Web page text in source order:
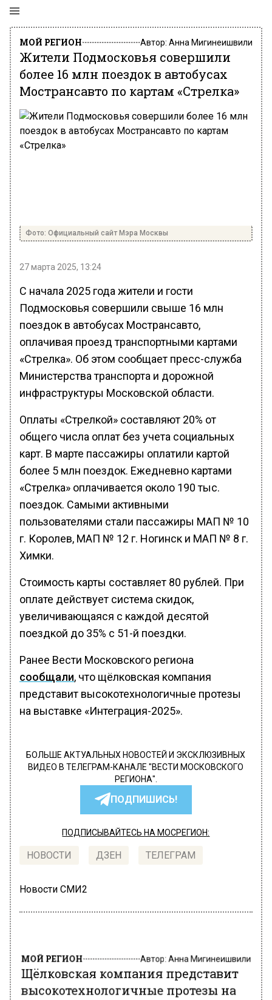
МОЙ РЕГИОН Автор: Анна Мигинеишвили
Жители Подмосковья совершили
более 16 млн поездок в автобусах
Мострансавто по картам «Стрелка»
Фото: Официальный сайт Мэра Москвы
27 марта 2025, 13:24
С начала 2025 года жители и гости
Подмосковья совершили свыше 16 млн
поездок в автобусах Мострансавто,
оплачивая проезд транспортными картами
«Стрелка». Об этом сообщает пресс-служба
Министерства транспорта и дорожной
инфраструктуры Московской области.
Оплаты «Стрелкой» составляют 20% от
общего числа оплат без учета социальных
карт. В марте пассажиры оплатили картой
более 5 млн поездок. Ежедневно картами
«Стрелка» оплачивается около 190 тыс.
поездок. Самыми активными
пользователями стали пассажиры МАП № 10
г. Королев, МАП № 12 г. Ногинск и МАП № 8 г.
Химки.
Стоимость карты составляет 80 рублей. При
оплате действует система скидок,
увеличивающаяся с каждой десятой
поездкой до 35% с 51-й поездки.
Ранее Вести Московского региона
сообщали, что щёлковская компания
представит высокотехнологичные протезы
на выставке «Интеграция-2025».
БОЛЬШЕ АКТУАЛЬНЫХ НОВОСТЕЙ И ЭКСКЛЮЗИВНЫХ
ВИДЕО В ТЕЛЕГРАМ-КАНАЛЕ "ВЕСТИ МОСКОВСКОГО
РЕГИОНА".
ПОДПИШИСЬ!
ПОДПИСЫВАЙТЕСЬ НА МОСРЕГИОН:
НОВОСТИ ДЗЕН ТЕЛЕГРАМ
Новости СМИ2
МОЙ РЕГИОН
Щёлковская компания представит
высокотехнологичные протезы на